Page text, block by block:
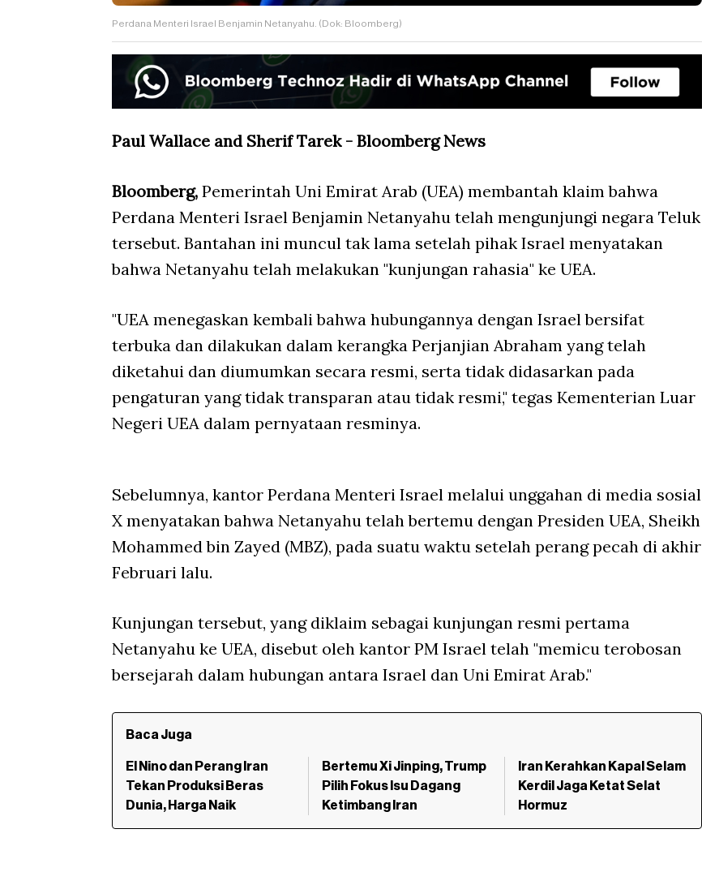
Perdana Menteri Israel Benjamin Netanyahu. (Dok: Bloomberg)
Paul Wallace and Sherif Tarek - Bloomberg News
Bloomberg, Pemerintah Uni Emirat Arab (UEA) membantah klaim bahwa
Perdana Menteri Israel Benjamin Netanyahu telah mengunjungi negara Teluk
tersebut. Bantahan ini muncul tak lama setelah pihak Israel menyatakan
bahwa Netanyahu telah melakukan "kunjungan rahasia" ke UEA.
"UEA menegaskan kembali bahwa hubungannya dengan Israel bersifat
terbuka dan dilakukan dalam kerangka Perjanjian Abraham yang telah
diketahui dan diumumkan secara resmi, serta tidak didasarkan pada
pengaturan yang tidak transparan atau tidak resmi," tegas Kementerian Luar
Negeri UEA dalam pernyataan resminya.
Sebelumnya, kantor Perdana Menteri Israel melalui unggahan di media sosial
X menyatakan bahwa Netanyahu telah bertemu dengan Presiden UEA, Sheikh
Mohammed bin Zayed (MBZ), pada suatu waktu setelah perang pecah di akhir
Februari lalu.
Kunjungan tersebut, yang diklaim sebagai kunjungan resmi pertama
Netanyahu ke UEA, disebut oleh kantor PM Israel telah "memicu terobosan
bersejarah dalam hubungan antara Israel dan Uni Emirat Arab."
Baca Juga
El Nino dan Perang Iran
Tekan Produksi Beras
Dunia, Harga Naik
Bertemu Xi Jinping, Trump
Pilih Fokus Isu Dagang
Ketimbang Iran
Iran Kerahkan Kapal Selam
Kerdil Jaga Ketat Selat
Hormuz